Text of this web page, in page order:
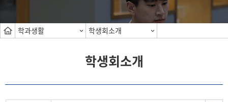
학과생활 학생회소개
학생회소개